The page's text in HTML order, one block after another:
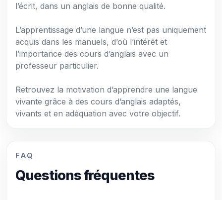
l’écrit, dans un anglais de bonne qualité.
L’apprentissage d’une langue n’est pas uniquement
acquis dans les manuels, d’où l’intérêt et
l’importance des cours d’anglais avec un
professeur particulier.
Retrouvez la motivation d’apprendre une langue
vivante grâce à des cours d’anglais adaptés,
vivants et en adéquation avec votre objectif.
FAQ
Questions fréquentes